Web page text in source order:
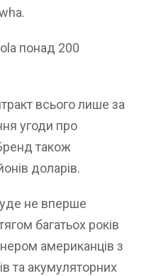
понад 200
всього лише за
угоди про
також
доларів.
не вперше
багатьох років
американців з
та акумуляторних